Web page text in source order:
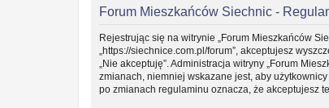
Forum Mieszkańców Siechnic -
Rejestrując się na witrynie „Forum Mieszkańców
„https://siechnice.com.pl/forum”, akceptujesz
„Nie akceptuję”. Administracja witryny „Forum
zmianach, niemniej wskazane jest, aby
po zmianach regulaminu oznacza, że akceptujesz